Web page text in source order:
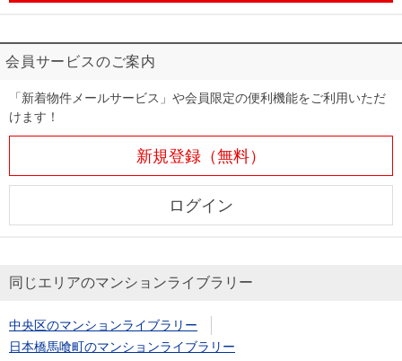
会員サービスのご案内
「新着物件メールサービス」や会員限定の便利機能をご利用いただ
けます！
新規登録（無料）
ログイン
同じエリアのマンションライブラリー
中央区のマンションライブラリー
日本橋馬喰町のマンションライブラリー